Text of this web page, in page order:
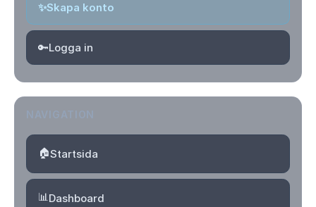
✨Skapa konto
🔑Logga in
🏠Startsida
📊Dashboard